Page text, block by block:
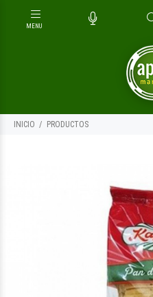
INICIO PRODUCTOS